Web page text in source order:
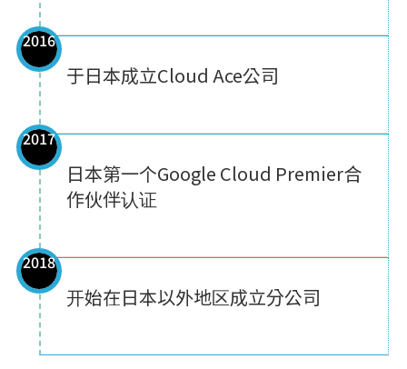
2016
于日本成立Cloud Ace公司
2017
日本第一个Google Cloud Premier合
作伙伴认证
2018
开始在日本以外地区成立分公司